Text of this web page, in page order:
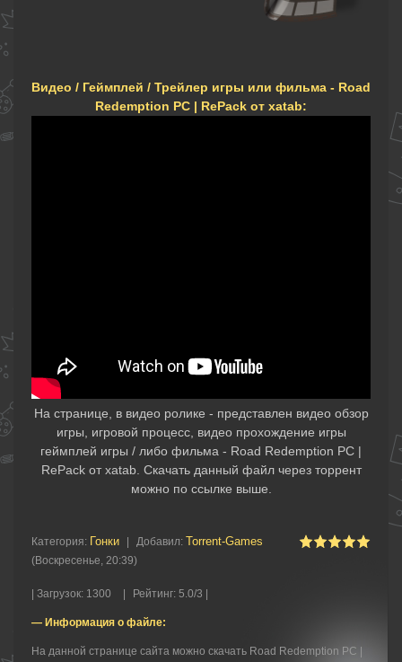
Видео / Геймплей / Трейлер игры или фильма - Road
Redemption PC | RePack от xatab:
На странице, в видео ролике - представлен видео обзор
игры, игровой процесс, видео прохождение игры
геймплей игры / либо фильма - Road Redemption PC |
RePack от xatab. Скачать данный файл через торрент
можно по ссылке выше.
Категория: Гонки‎ Добавил: Torrent-Games
(Воскресенье, 20:39)
Загрузок: 1300 Рейтинг: 5.0/3 |
— Информация о файле:
На данной странице сайта можно скачать Road Redemption PC |